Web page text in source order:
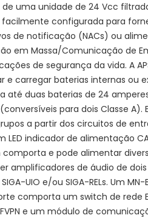
uma unidade de 24 Vcc
facilmente configurada para
de notificação (NACs) ou
em Massa/Comunicação de
de segurança da vida. A
e carregar baterias internas ou
até duas baterias de 24
para dois Classe
a partir dos circuitos de
LED indicador de alimentação
e pode alimentar
amplificadores de áudio de
UIO e/ou SIGA-RELs. Um
comporta um switch de rede
e um módulo de